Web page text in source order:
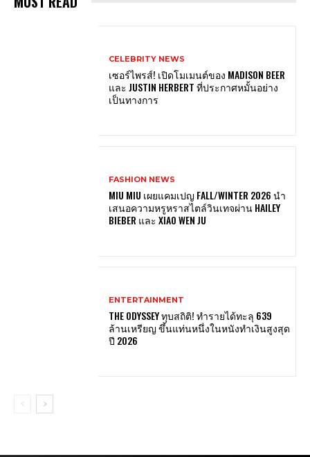
CELEBRITY NEWS
เซอร์ไพรส์! เปิดโมเมนต์ของ MADISON BEER
และ JUSTIN HERBERT ที่ประกาศหมั้นอย่าง
เป็นทางการ
FASHION NEWS
MIU MIU เผยแคมเปญ FALL/WINTER 2026 นำ
เสนอความหรูหราสไตล์วินเทจผ่าน HAILEY
BIEBER และ XIAO WEN JU
ENTERTAINMENT
THE ODYSSEY ทุบสถิติ! ทำรายได้ทะลุ 639
ล้านเหรียญ ขึ้นแท่นหนึ่งในหนังทำเงินสูงสุด
ปี 2026